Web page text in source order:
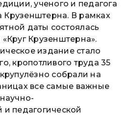
ученого и педагога
В рамках
даты состоялась
Крузенштерна».
издание стало
кропотливого труда 35
собрали на
все самые важные
и педагогической